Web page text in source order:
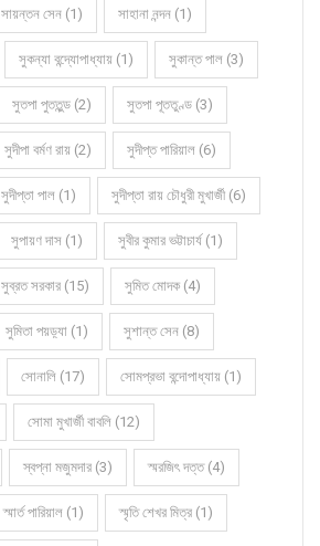
সায়ন্তন সেন (1) সাহানা নন্দন (1)
সুকন্যা বন্দ্যোপাধ্যায় (1) সুকান্ত পাল (3)
সুতপা পুততুন্ড (2) সুতপা পূততুণ্ড (3)
সুদীপা বর্মণ রায় (2) সুদীপ্ত পারিয়াল (6)
সুদীপ্তা পাল (1) সুদীপ্তা রায় চৌধুরী মুখার্জী (6)
সুপায়ণ দাস (1) সুবীর কুমার ভট্টাচার্য (1)
সুব্রত সরকার (15) সুমিত মোদক (4)
সুমিতা পয়ড়্যা (1) সুশান্ত সেন (8)
সোনালি (17) সোমপ্রভা বন্দোপাধ্যায় (1)
সোমা মুখার্জী বাবলি (12)
স্বপ্না মজুমদার (3) স্মরজিৎ দত্ত (4)
স্মার্ত পারিয়াল (1) স্মৃতি শেখর মিত্র (1)